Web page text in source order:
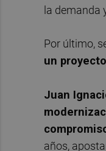
la demanda
Por último,
un
Juan
años,